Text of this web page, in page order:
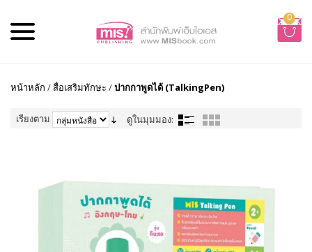
0
หน้าหลัก /สื่อเสริมทักษะ /ปากกาพูดได้ (TalkingPen)
เรียงตาม ดูในมุมมอง: